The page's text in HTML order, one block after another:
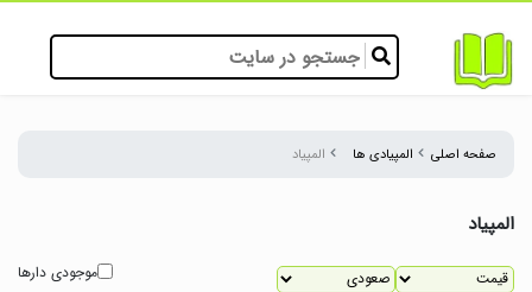
صفحه اصلی المپیادی ها المپیاد
المپیاد
موجودی دارها